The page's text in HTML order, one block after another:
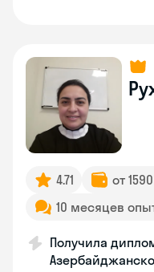
4.71
от
10 месяцев
Получила